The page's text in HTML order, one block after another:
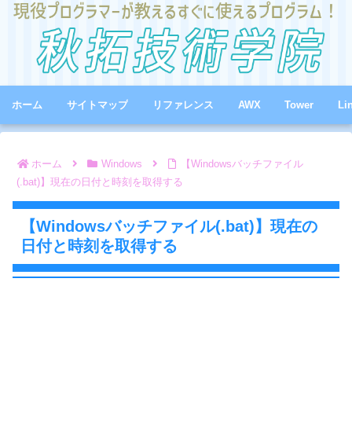
ホーム サイトマップ リファレンス AWX Tower
ホーム Windows
【Windowsバッチファイル
(.bat)】現在の日付と時刻を取得する
【Windowsバッチファイル(.bat)】現在の
日付と時刻を取得する